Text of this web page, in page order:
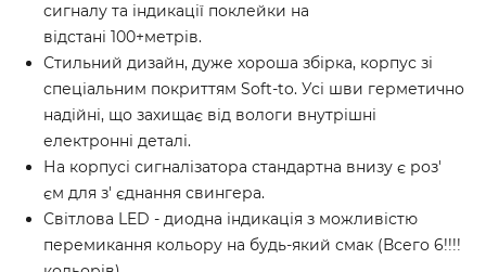
сигналу та індикації поклейки на
відстані 100+метрів.
Стильний дизайн, дуже хороша збірка, корпус зі
спеціальним покриттям Soft-to. Усі шви герметично
надійні, що захищає від вологи внутрішні
електронні деталі.
На корпусі сигналізатора стандартна внизу є роз'
єм для з' єднання свингера.
Світлова LED - диодна індикація з можливістю
перемикання кольору на будь-який смак (Всего 6!!!!